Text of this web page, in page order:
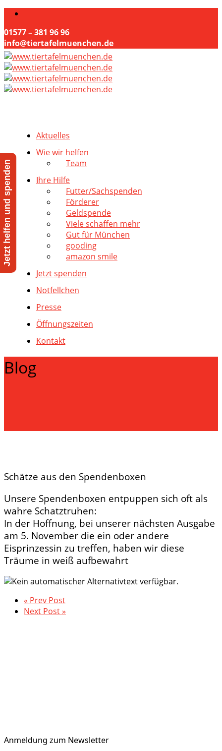
01577 – 381 96 96
info@tiertafelmuenchen.de
Aktuelles
Wie wir helfen
Team
Ihre Hilfe
Futter/Sachspenden
Förderer
Geldspende
Viele schaffen mehr
Gut für München
gooding
amazon smile
Jetzt spenden
Notfellchen
Presse
Öffnungszeiten
Kontakt
Blog
Schätze aus den Spendenboxen
Unsere Spendenboxen entpuppen sich oft als
wahre Schatztruhen:
In der Hoffnung, bei unserer nächsten Ausgabe
am 5. November die ein oder andere
Eisprinzessin zu treffen, haben wir diese
Träume in weiß aufbewahrt
« Prev Post
Next Post »
Anmeldung zum Newsletter
Jetzt helfen und spenden